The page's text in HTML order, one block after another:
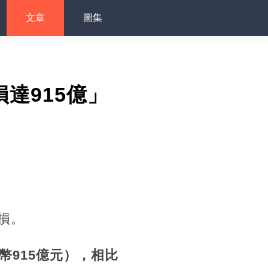
文章 圖集
915億」
。
915億元），相比